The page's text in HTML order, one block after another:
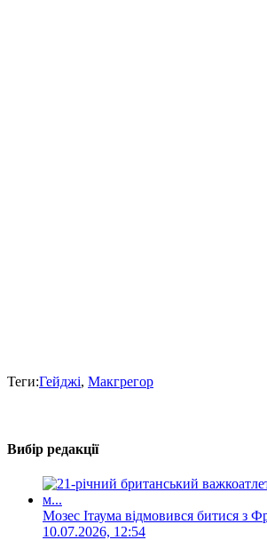
Теги:Гейджі, Макгрегор
Вибір редакції
Мозес Ітаума відмовився битися з
10.07.2026, 12:54